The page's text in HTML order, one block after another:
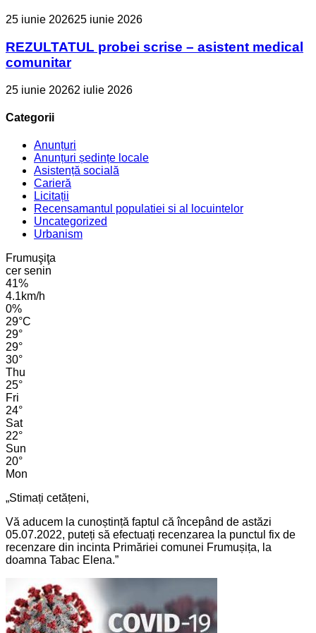
25 iunie 202625 iunie 2026
REZULTATUL probei scrise – asistent medical
comunitar
25 iunie 20262 iulie 2026
Categorii
Anunțuri
Anunțuri ședințe locale
Asistență socială
Carieră
Licitații
Recensamantul populatiei si al locuintelor
Uncategorized
Urbanism
Frumuşiţa
cer senin
41%
4.1km/h
0%
29°C
29°
29°
30°
Thu
25°
Fri
24°
Sat
22°
Sun
20°
Mon
„Stimați cetățeni,
Vă aducem la cunoștință faptul că începând de astăzi
05.07.2022, puteți să efectuați recenzarea la punctul fix de
recenzare din incinta Primăriei comunei Frumușița, la
doamna Tabac Elena.”